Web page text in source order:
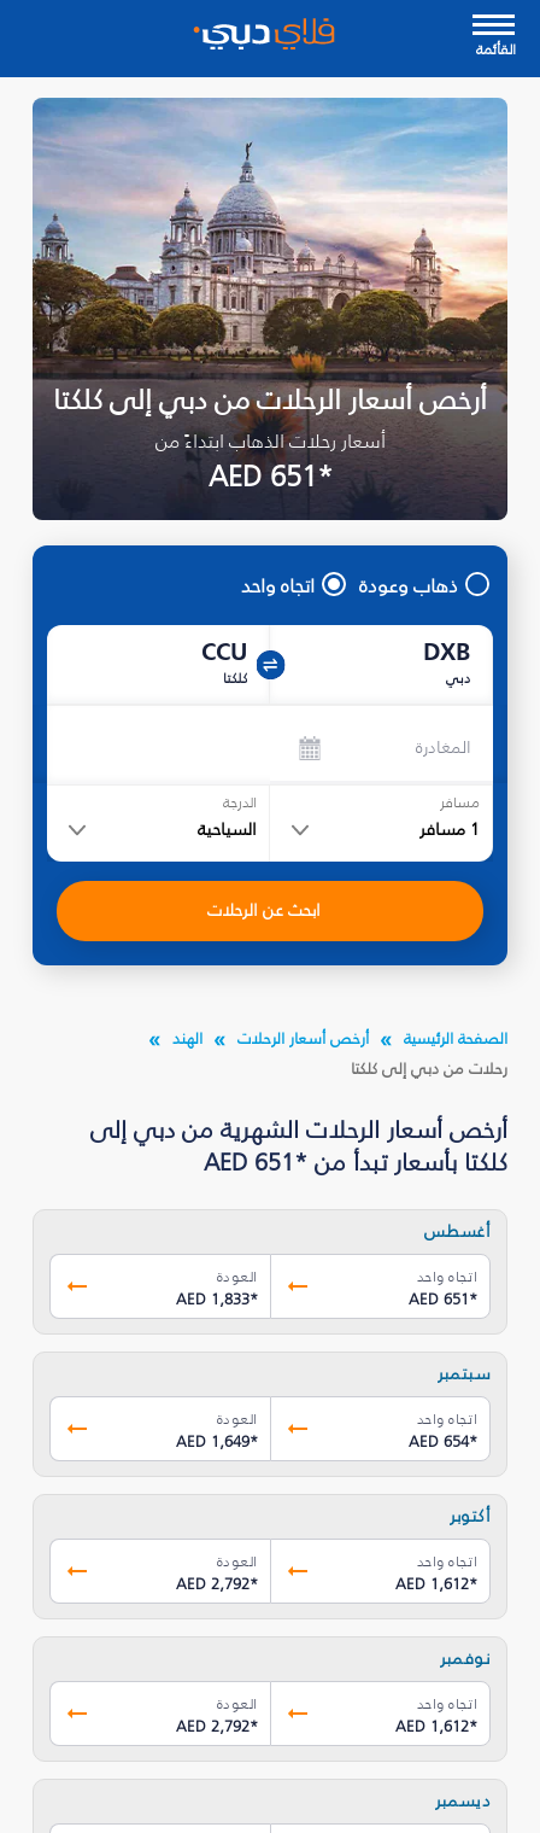
القأئمة
أرخص أسعار الرحلات من دبي إلى كلكتا
أسعار رحلات الذهاب ابتداءً من
*AED 651
ذهاب وعودة اتجاه واحد
DXB
دبي
CCU
كلكتا
المغادرة
مسافر
1 مسافر
الدرجة
السياحية
ابحث عن الرحلات
الصفحة الرئيسية أرخص أسعار الرحلات
الهند
رحلات من دبي إلى كلكتا
أرخص أسعار الرحلات الشهرية من دبي إلى
كلكتا بأسعار تبدأ من *AED 651
أغسطس
اتجاه واحد
AED 651*
العودة
AED 1,833*
سبتمبر
اتجاه واحد
AED 654*
العودة
AED 1,649*
أكتوبر
اتجاه واحد
AED 1,612*
العودة
AED 2,792*
نوفمبر
اتجاه واحد
AED 1,612*
العودة
AED 2,792*
ديسمبر